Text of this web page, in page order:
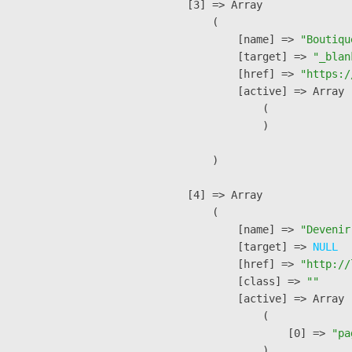
    [3] => Array
        (
            [name] =>
            [target] =>
            [href] =>
"https://
            [active] => Array
                (
                )
        )
    [4] => Array
        (
            [name] =>
"Devenir
            [target] =>
NULL
            [href] =>
"http://
            [class] =>
""
            [active] => Array
                (
                    [0] =>